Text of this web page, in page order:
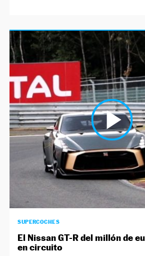
SUPERCOCHES
El Nissan GT-R del millón de
en circuito